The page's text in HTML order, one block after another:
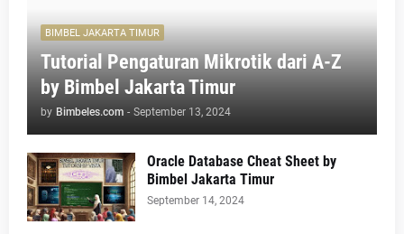
BIMBEL JAKARTA TIMUR
Tutorial Pengaturan Mikrotik dari A-Z
by Bimbel Jakarta Timur
by Bimbeles.com - September 13, 2024
Oracle Database Cheat Sheet by
Bimbel Jakarta Timur
September 14, 2024